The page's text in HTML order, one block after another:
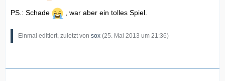
PS.: Schade , war aber ein tolles Spiel.
Einmal editiert, zuletzt von sox (25. Mai 2013 um 21:36)